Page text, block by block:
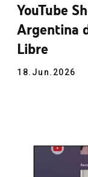
YouTube
Argentina
Libre
18.Jun.2026